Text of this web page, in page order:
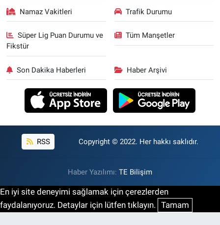
Namaz Vakitleri Trafik Durumu
Süper Lig Puan Durumu ve
Fikstür
Tüm Manşetler
Son Dakika Haberleri Haber Arşivi
RSS Copyright © 2022. Her hakkı saklıdır.
Haber Yazılımı: TE Bilişim
En iyi site deneyimi sağlamak için çerezlerden
faydalanıyoruz. Detaylar için lütfen tıklayın. Tamam